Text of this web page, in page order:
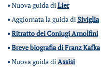
•Nuova guida diLier
•Aggiornata la guida diSiviglia
•Ritratto dei Coniugi Arnolfini
•Breve biografia di Franz Kafka
•Nuova guida diAssisi